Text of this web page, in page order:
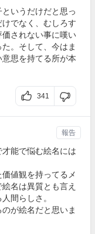
いうだけだと思っ
でなく、むしろす
されない事に嘆い
。そして、今はま
思を持てる所が本
341
能で悩む絵名には
値観を持ってるメ
名は異質とも言え
間らしさ。
が絵名だと思いま
報告